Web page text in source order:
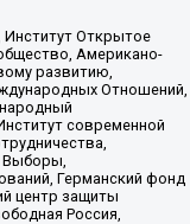
Открытое
Американо-
развитию,
Отношений,
современной
Выборы,
Германский фонд
центр защиты
Россия,